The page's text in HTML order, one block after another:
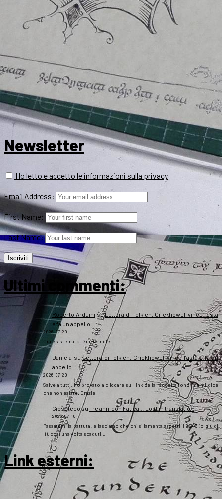
Newsletter
Ho letto e accetto le informazioni sulla privacy
Email Address:
First Name:
Last Name:
Ultimi commenti:
Roberto Arduini suLettera di Tolkien, Crickhowell vince l’asta
e fa un appello
2026-07-20
Ora è sistemato. Grazie mille!
Daniela suLettera di Tolkien, Crickhowell vince l’asta e fa un
appello
2026-07-20
Salve a tutti, ho provato a cliccare sul link della raccolta fondi ma mi dice
che non esiste. Grazie
Gipsotecosu Tre anni con Fatica… Lost in translation
2026-07-10
Passatemi la battuta: e lasciamo che chi si lamenta aspetti il 2043 (o giù di
lì), così una volta scaduti…
Link esterni: